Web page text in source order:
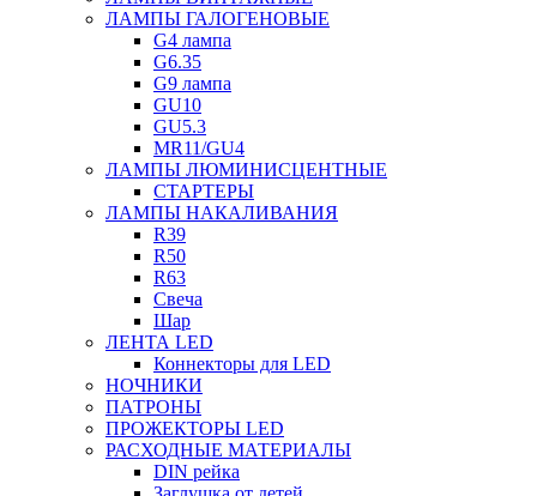
ЛАМПЫ ГАЛОГЕНОВЫЕ
G4 лампа
G6.35
G9 лампа
GU10
GU5.3
MR11/GU4
ЛАМПЫ ЛЮМИНИСЦЕНТНЫЕ
СТАРТЕРЫ
ЛАМПЫ НАКАЛИВАНИЯ
R39
R50
R63
Свеча
Шар
ЛЕНТА LED
Коннекторы для LED
НОЧНИКИ
ПАТРОНЫ
ПРОЖЕКТОРЫ LED
РАСХОДНЫЕ МАТЕРИАЛЫ
DIN рейка